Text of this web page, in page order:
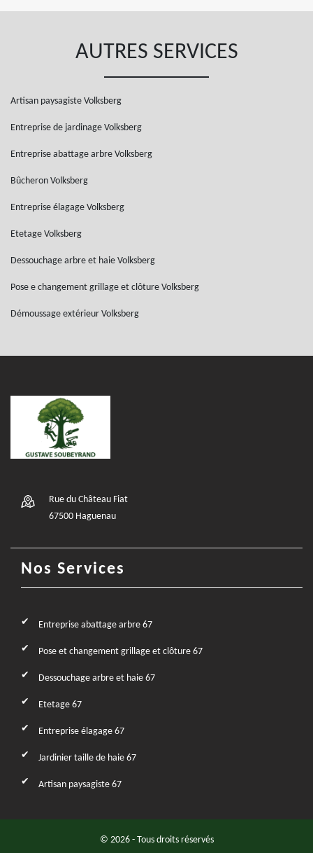
AUTRES SERVICES
Artisan paysagiste Volksberg
Entreprise de jardinage Volksberg
Entreprise abattage arbre Volksberg
Bûcheron Volksberg
Entreprise élagage Volksberg
Etetage Volksberg
Dessouchage arbre et haie Volksberg
Pose e changement grillage et clôture Volksberg
Démoussage extérieur Volksberg
Rue du Château Fiat
67500 Haguenau
Nos Services
Entreprise abattage arbre 67
Pose et changement grillage et clôture 67
Dessouchage arbre et haie 67
Etetage 67
Entreprise élagage 67
Jardinier taille de haie 67
Artisan paysagiste 67
© 2026 - Tous droits réservés